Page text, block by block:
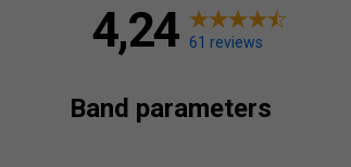
4,24 61 reviews
Band parameters